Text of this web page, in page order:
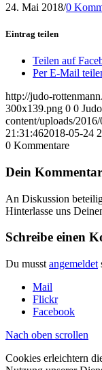
24. Mai 2018/0
Eintrag teilen
Teilen auf
Per E-Mail
http://judo-
300x139.png 0 0 Judo
content/uploads/
21:31:462018-05-24
0 Kommentare
Dein Kommentar
An Diskussion
Hinterlasse uns
Schreibe einen
Du musst angemeldet
Mail
Flickr
Facebook
Nach oben scrollen
Cookies erleichtern